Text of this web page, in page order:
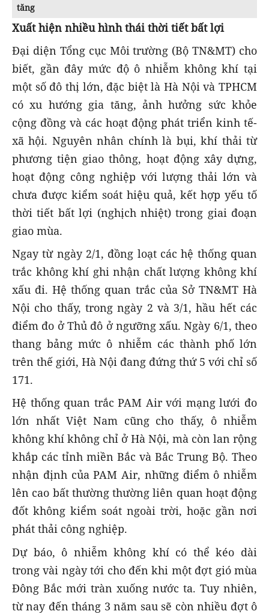
tăng
Xuất hiện nhiều hình thái thời tiết bất lợi
Đại diện Tổng cục Môi trường (Bộ TN&MT) cho
biết, gần đây mức độ ô nhiễm không khí tại
một số đô thị lớn, đặc biệt là Hà Nội và TPHCM
có xu hướng gia tăng, ảnh hưởng sức khỏe
cộng đồng và các hoạt động phát triển kinh tế-
xã hội. Nguyên nhân chính là bụi, khí thải từ
phương tiện giao thông, hoạt động xây dựng,
hoạt động công nghiệp với lượng thải lớn và
chưa được kiểm soát hiệu quả, kết hợp yếu tố
thời tiết bất lợi (nghịch nhiệt) trong giai đoạn
giao mùa.
Ngay từ ngày 2/1, đồng loạt các hệ thống quan
trắc không khí ghi nhận chất lượng không khí
xấu đi. Hệ thống quan trắc của Sở TN&MT Hà
Nội cho thấy, trong ngày 2 và 3/1, hầu hết các
điểm đo ở Thủ đô ở ngưỡng xấu. Ngày 6/1, theo
thang bảng mức ô nhiễm các thành phố lớn
trên thế giới, Hà Nội đang đứng thứ 5 với chỉ số
171.
Hệ thống quan trắc PAM Air với mạng lưới đo
lớn nhất Việt Nam cũng cho thấy, ô nhiễm
không khí không chỉ ở Hà Nội, mà còn lan rộng
khắp các tỉnh miền Bắc và Bắc Trung Bộ. Theo
nhận định của PAM Air, những điểm ô nhiễm
lên cao bất thường thường liên quan hoạt động
đốt không kiểm soát ngoài trời, hoặc gần nơi
phát thải công nghiệp.
Dự báo, ô nhiễm không khí có thể kéo dài
trong vài ngày tới cho đến khi một đợt gió mùa
Đông Bắc mới tràn xuống nước ta. Tuy nhiên,
từ nay đến tháng 3 năm sau sẽ còn nhiều đợt ô